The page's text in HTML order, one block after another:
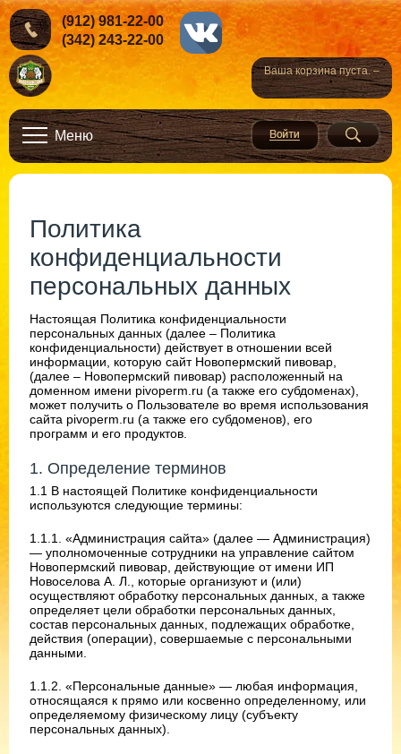
Ваша корзина пуста. –
(912) 981-22-00
(342) 243-22-00
Меню
Политика
конфиденциальности
персональных данных
Настоящая Политика конфиденциальности
персональных данных (далее – Политика
конфиденциальности) действует в отношении всей
информации, которую сайт Новопермский пивовар,
(далее – Новопермский пивовар) расположенный на
доменном имени pivoperm.ru (а также его субдоменах),
может получить о Пользователе во время использования
сайта pivoperm.ru (а также его субдоменов), его
программ и его продуктов.
1. Определение терминов
1.1 В настоящей Политике конфиденциальности
используются следующие термины:
1.1.1. «Администрация сайта» (далее — Администрация)
— уполномоченные сотрудники на управление сайтом
Новопермский пивовар, действующие от имени ИП
Новоселова А. Л., которые организуют и (или)
осуществляют обработку персональных данных, а также
определяет цели обработки персональных данных,
состав персональных данных, подлежащих обработке,
действия (операции), совершаемые с персональными
данными.
1.1.2. «Персональные данные» — любая информация,
относящаяся к прямо или косвенно определенному, или
определяемому физическому лицу (субъекту
персональных данных).